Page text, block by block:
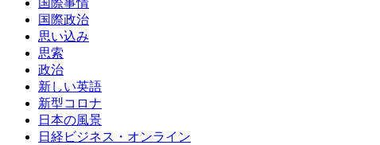
国際事情
国際政治
思い込み
思索
政治
新しい英語
新型コロナ
日本の風景
日経ビジネス・オンライン